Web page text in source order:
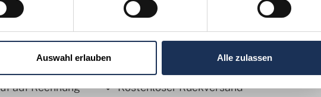
Auswahl erlauben Alle zulassen
auf Rechnung Kostenloser Rückversand